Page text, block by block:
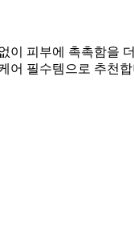
피부에 촉촉함을
어 필수템으로 추천